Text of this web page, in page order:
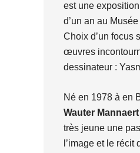
est une
d’un an au
Choix d’un focus
œuvres
dessinateur :
Né en 1978 à en
Wauter Mannaert
très jeune une
l’image et le